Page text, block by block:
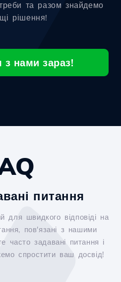
та разом знайдемо
рішення!
з нами зараз!
питання
для швидкого відповіді на
пов'язані з нашими
часто задавані питання і
спростити ваш досвід!